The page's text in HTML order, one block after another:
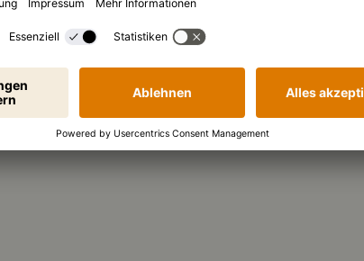
aus ca. 20 g gekochtem Reis
ca. 18 Stück Sushi, wenn Sushi
ca. 350 g gekochtem Reis.